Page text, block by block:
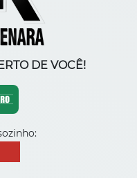
DE VOCÊ!